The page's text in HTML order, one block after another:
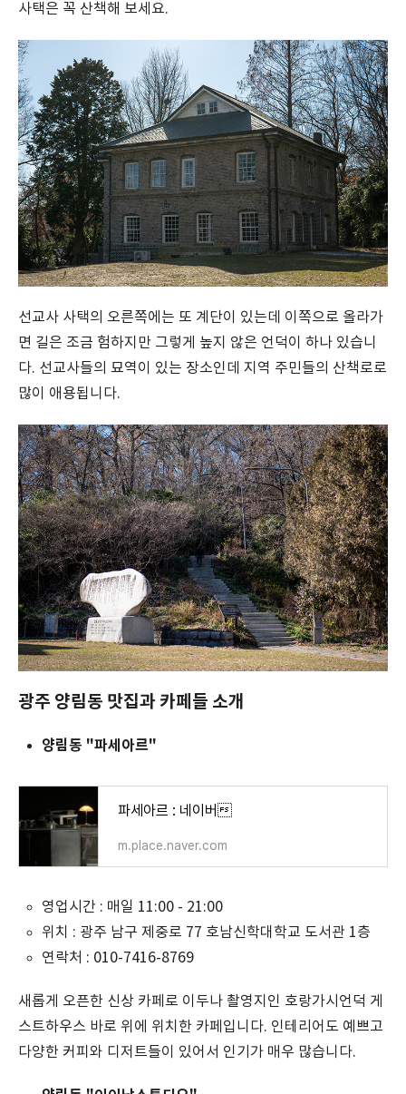
사택은 꼭 산책해 보세요.
선교사 사택의 오른쪽에는 또 계단이 있는데 이쪽으로 올라가
면 길은 조금 험하지만 그렇게 높지 않은 언덕이 하나 있습니
다. 선교사들의 묘역이 있는 장소인데 지역 주민들의 산책로로
많이 애용됩니다.
광주 양림동 맛집과 카페들 소개
양림동 "파세아르"
파세아르 : 네이버
m.place.naver.com
영업시간 : 매일 11:00 - 21:00
위치 : 광주 남구 제중로 77 호남신학대학교 도서관 1층
연락처 : 010-7416-8769
새롭게 오픈한 신상 카페로 이두나 촬영지인 호랑가시언덕 게
스트하우스 바로 위에 위치한 카페입니다. 인테리어도 예쁘고
다양한 커피와 디저트들이 있어서 인기가 매우 많습니다.